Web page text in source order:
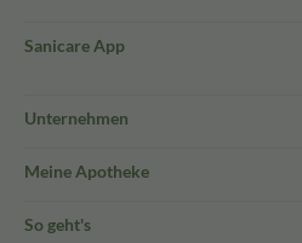
Sanicare App
Unternehmen
Meine Apotheke
So geht's